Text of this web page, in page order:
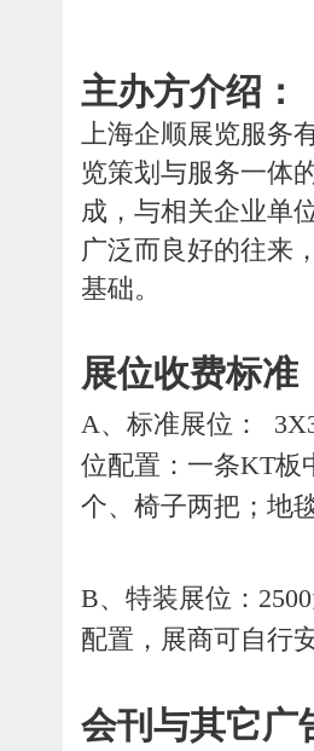
主办方介绍：
上海企顺展览服务
览策划与服务一体
成，与相关企业单
广泛而良好的往来
基础。
展位收费标准
A、标准展位：
位配置：一条KT板
个、椅子两把；地
B、特装展位：
配置，展商可自行
会刊与其它广